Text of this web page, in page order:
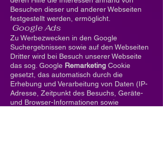
Besuchen dieser und anderer Webseiten
festgestellt werden, ermöglicht.
Google Ads
Zu Werbezwecken in den Google
Suchergebnissen sowie auf den Webseiten
Dritter wird bei Besuch unserer Webseite
das sog. Google Remarketing Cookie
gesetzt, das automatisch durch die
Erhebung und Verarbeitung von Daten (IP-
Adresse, Zeitpunkt des Besuchs, Geräte-
und Browser-Informationen sowie